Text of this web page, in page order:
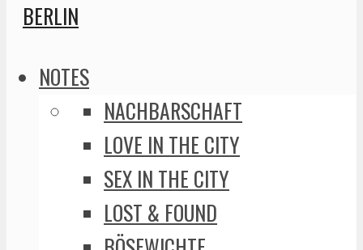
NOTES
NACHBARSCHAFT
LOVE IN THE CITY
SEX IN THE CITY
LOST & FOUND